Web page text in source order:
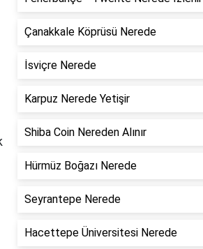
Çanakkale Köprüsü Nerede
İsviçre Nerede
Karpuz Nerede Yetişir
Shiba Coin Nereden Alınır
Hürmüz Boğazı Nerede
Seyrantepe Nerede
Hacettepe Üniversitesi Nerede